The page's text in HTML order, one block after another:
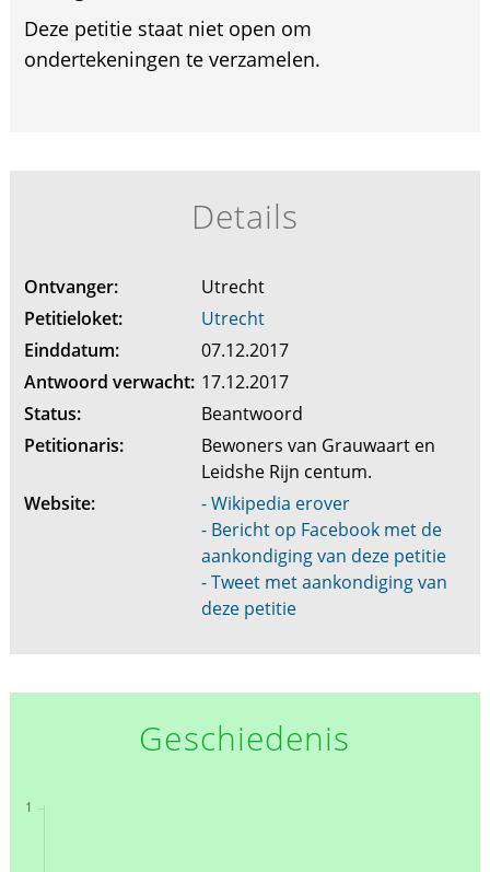
Deze petitie staat niet open om
ondertekeningen te verzamelen.
Details
Ontvanger:
Utrecht
Petitieloket:
Utrecht
Einddatum:
07.12.2017
Antwoord verwacht: 17.12.2017
Status:
Beantwoord
Petitionaris:
Bewoners van Grauwaart en
Leidshe Rijn centum.
Website:
- Wikipedia erover
- Bericht op Facebook met de
aankondiging van deze petitie
- Tweet met aankondiging van
deze petitie
Geschiedenis